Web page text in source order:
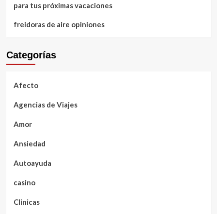
para tus próximas vacaciones
freidoras de aire opiniones
Categorías
Afecto
Agencias de Viajes
Amor
Ansiedad
Autoayuda
casino
Clinicas